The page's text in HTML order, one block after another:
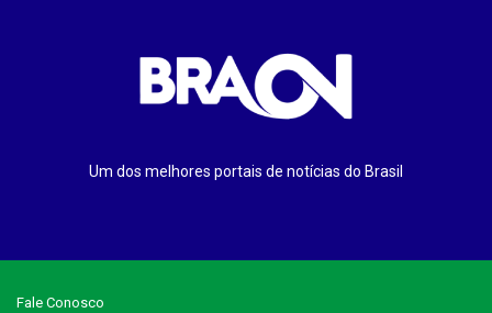
Um dos melhores portais de notícias do Brasil
Fale Conosco